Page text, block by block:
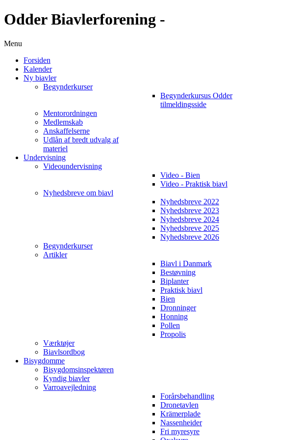
Odder Biavlerforening -
Menu
Forsiden
Kalender
Ny biavler
Begynderkurser
Begynderkursus Odder
tilmeldingsside
Mentorordningen
Medlemskab
Anskaffelserne
Udlån af bredt udvalg af
materiel
Undervisning
Videoundervisning
Video - Bien
Video - Praktisk biavl
Nyhedsbreve om biavl
Nyhedsbreve 2022
Nyhedsbreve 2023
Nyhedsbreve 2024
Nyhedsbreve 2025
Nyhedsbreve 2026
Begynderkurser
Artikler
Biavl i Danmark
Bestøvning
Biplanter
Praktisk biavl
Bien
Dronninger
Honning
Pollen
Propolis
Værktøjer
Biavlsordbog
Bisygdomme
Bisygdomsinspektøren
Kyndig biavler
Varroavejledning
Forårsbehandling
Dronetavlen
Krämerplade
Nassenheider
Fri myresyre